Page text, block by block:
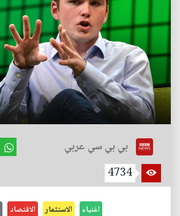
بي بي سي عربي
4734
اغنياء الاستثمار الاقتصاد